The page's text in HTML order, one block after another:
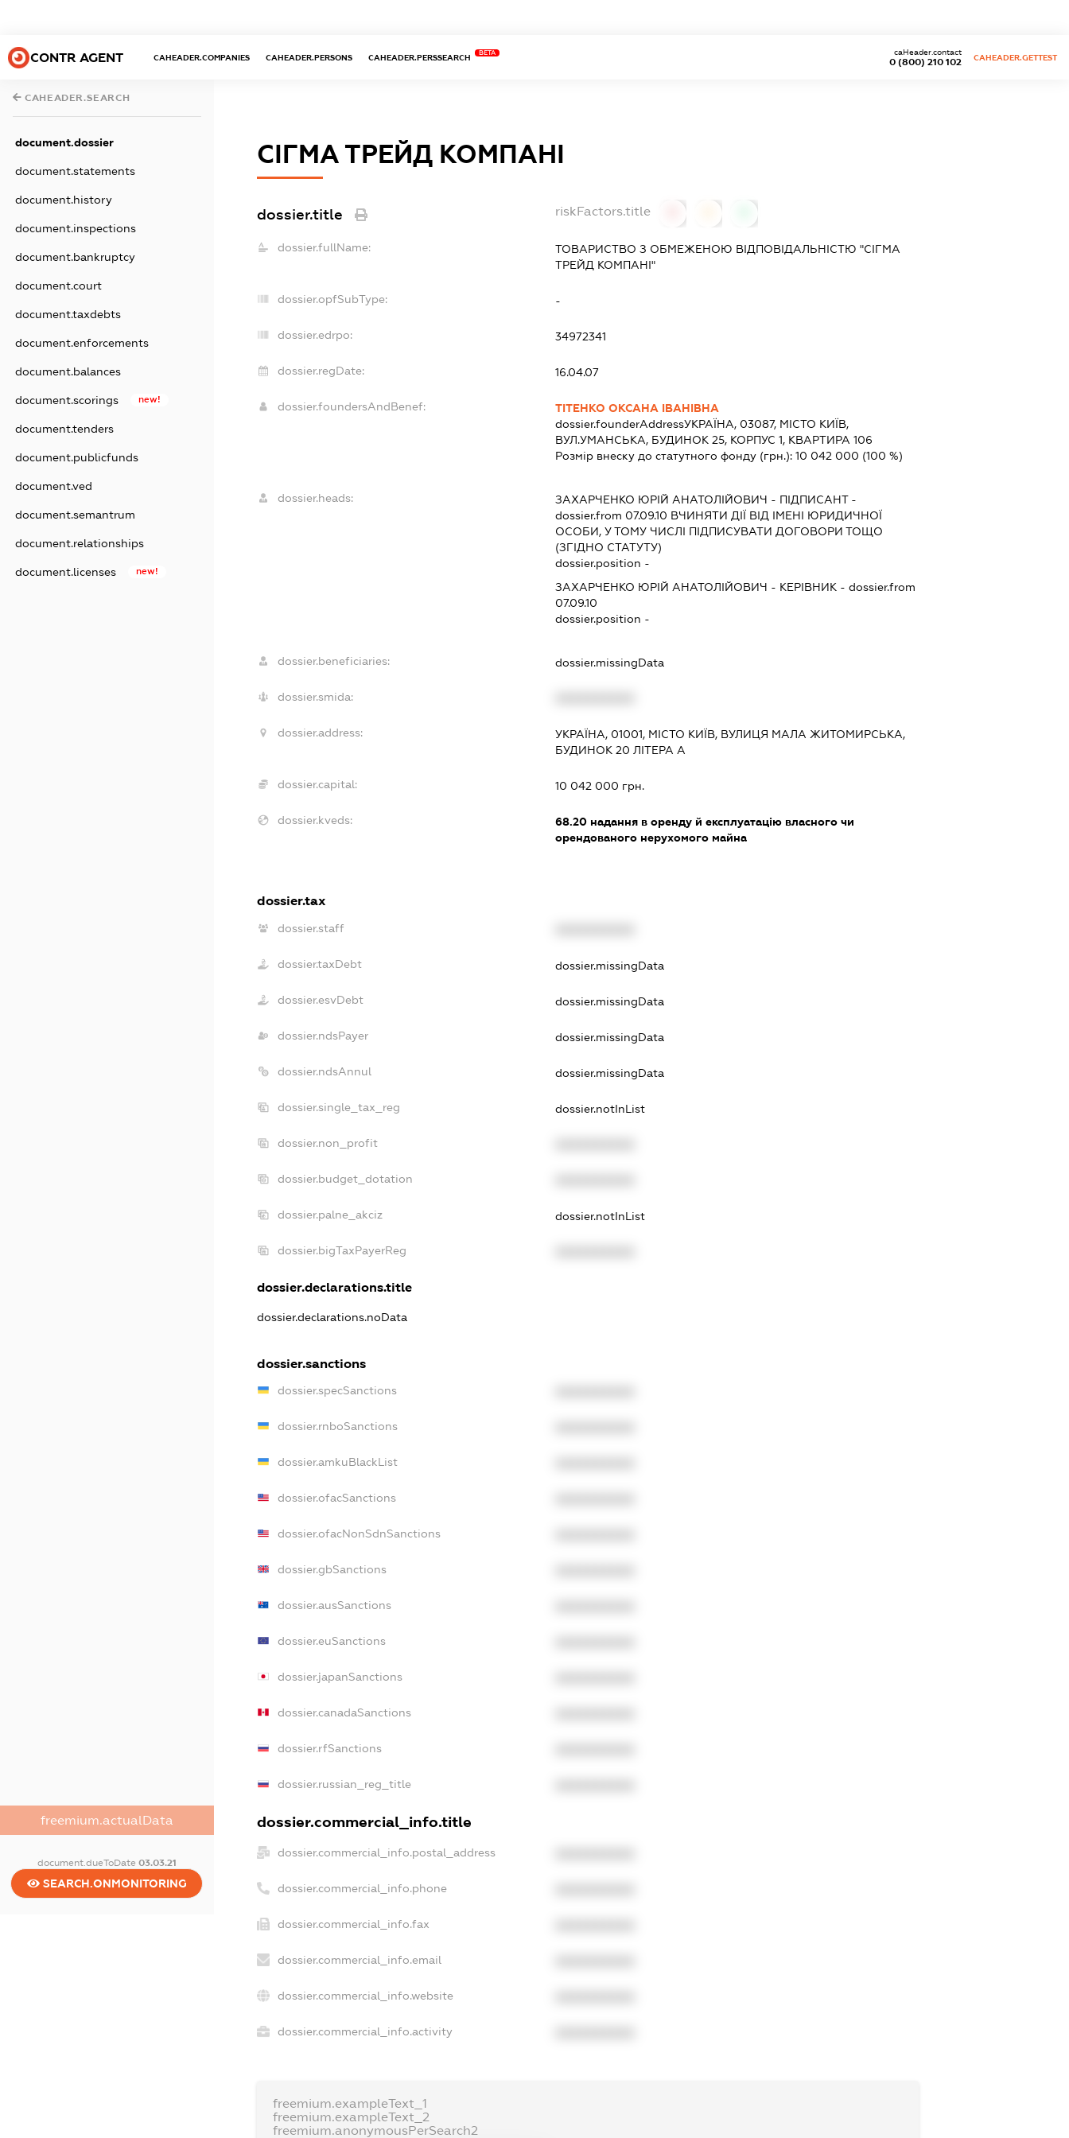
CONTR AGENT CAHEADER.COMPANIES CAHEADER.PERSONS CAHEADER.PERSSEARCH
BETA
0 (800) 210 102
caHeader.contact
CAHEADER.GETTEST
CAHEADER.SEARCH
document.dossier
document.statements
document.history
document.inspections
document.bankruptcy
document.court
document.taxdebts
document.enforcements
document.balances
document.scorings new!
document.tenders
document.publicfunds
document.ved
document.semantrum
document.relationships
document.licenses new!
freemium.actualData
document.dueToDate 03.03.21
SEARCH.ONMONITORING
СІГМА ТРЕЙД КОМПАНІ
dossier.title riskFactors.title
dossier.fullName:
ТОВАРИСТВО З ОБМЕЖЕНОЮ ВІДПОВІДАЛЬНІСТЮ "СІГМА
ТРЕЙД КОМПАНІ"
dossier.opfSubType: -
dossier.edrpo: 34972341
dossier.regDate: 16.04.07
dossier.foundersAndBenef:
ТІТЕНКО ОКСАНА ІВАНІВНА
dossier.founderAddressУКРАЇНА, 03087, МІСТО КИЇВ,
ВУЛ.УМАНСЬКА, БУДИНОК 25, КОРПУС 1, КВАРТИРА 106
Розмір внеску до статутного фонду (грн.): 10 042 000 (100 %)
dossier.heads: ЗАХАРЧЕНКО ЮРІЙ АНАТОЛІЙОВИЧ - ПІДПИСАНТ-
dossier.from 07.09.10 ВЧИНЯТИ ДІЇ ВІД ІМЕНІ ЮРИДИЧНОЇ
ОСОБИ, У ТОМУ ЧИСЛІ ПІДПИСУВАТИ ДОГОВОРИ ТОЩО
(ЗГІДНО СТАТУТУ)
dossier.position -
ЗАХАРЧЕНКО ЮРІЙ АНАТОЛІЙОВИЧ - КЕРІВНИК - dossier.from
07.09.10
dossier.position -
dossier.beneficiaries: dossier.missingData
dossier.smida:
dossier.address:
УКРАЇНА, 01001, МІСТО КИЇВ, ВУЛИЦЯ МАЛА ЖИТОМИРСЬКА,
БУДИНОК 20 ЛІТЕРА А
dossier.capital: 10 042 000 грн.
dossier.kveds: 68.20надання в оренду й експлуатацію власного чи
орендованого нерухомого майна
dossier.tax
dossier.staff
dossier.taxDebt dossier.missingData
dossier.esvDebt dossier.missingData
dossier.ndsPayer dossier.missingData
dossier.ndsAnnul dossier.missingData
dossier.single_tax_reg dossier.notInList
dossier.non_profit
dossier.budget_dotation
dossier.palne_akciz dossier.notInList
dossier.bigTaxPayerReg
dossier.declarations.title
dossier.declarations.noData
dossier.sanctions
dossier.specSanctions
dossier.rnboSanctions
dossier.amkuBlackList
dossier.ofacSanctions
dossier.ofacNonSdnSanctions
dossier.gbSanctions
dossier.ausSanctions
dossier.euSanctions
dossier.japanSanctions
dossier.canadaSanctions
dossier.rfSanctions
dossier.russian_reg_title
dossier.commercial_info.title
dossier.commercial_info.postal_address
dossier.commercial_info.phone
dossier.commercial_info.fax
dossier.commercial_info.email
dossier.commercial_info.website
dossier.commercial_info.activity
freemium.exampleText_1
freemium.exampleText_2
freemium.anonymousPerSearch2